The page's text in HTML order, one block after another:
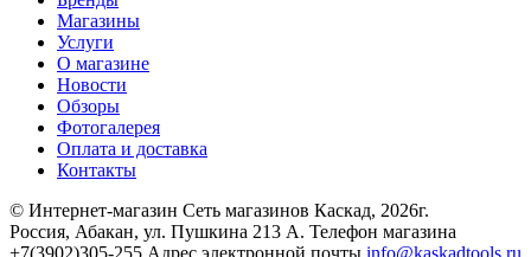
Магазины
Услуги
О магазине
Новости
Обзоры
Фотогалерея
Оплата и доставка
Контакты
© Интернет-магазин Сеть магазинов Каскад, 2026г.
Россия, Абакан, ул. Пушкина 213 А. Телефон магазина
+7(3902)305-255 Адрес электронной почты info@kaskadtools.ru